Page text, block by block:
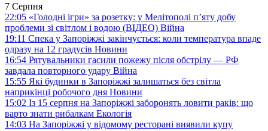
7 Серпня
22:05 «Голодні ігри» за розетку: у Мелітополі п’яту добу
проблеми зі світлом і водою (ВІДЕО) Війна
19:11 Спека у Запоріжжі закінчується: коли температура впаде
одразу на 12 градусів Новини
16:54 Рятувальники гасили пожежу після обстрілу — РФ
завдала повторного удару Війна
15:55 Які будинки в Запоріжжі залишаться без світла
наприкінці робочого дня Новини
15:02 Із 15 серпня на Запоріжжі заборонять ловити раків: що
варто знати рибалкам Екологія
14:03 На Запоріжжі у відомому ресторані виявили купу